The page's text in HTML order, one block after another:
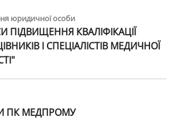
юридичної особи
ПІДВИЩЕННЯ КВАЛІФІКАЦІЇ
І СПЕЦІАЛІСТІВ МЕДИЧНОЇ
ПК МЕДПРОМУ